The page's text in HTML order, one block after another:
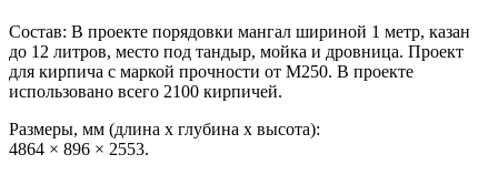
Состав: В проекте порядовки мангал шириной 1 метр, казан
до 12 литров, место под тандыр, мойка и дровница. Проект
для кирпича с маркой прочности от М250. В проекте
использовано всего 2100 кирпичей.
Размеры, мм (длина x глубина x высота):
4864 × 896 × 2553.